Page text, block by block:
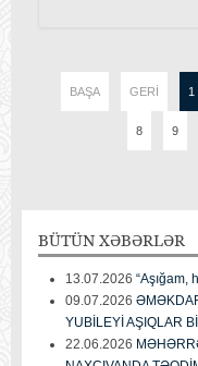
BAŞA GERI 1
8 9
BÜTÜN XƏBƏRLƏR
13.07.2026 “Aşığam,
09.07.2026
YUBİLEYİ AŞIQLAR
22.06.2026